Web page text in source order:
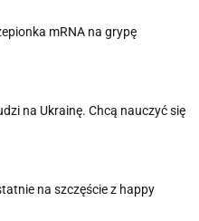
mRNA na grypę
na Ukrainę. Chcą nauczyć się
na szczęście z happy